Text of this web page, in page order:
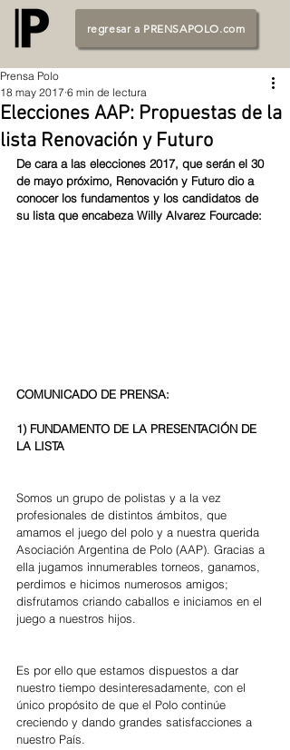
regresar a PRENSAPOLO.com
Elecciones AAP: Propuestas de la
lista Renovación y Futuro
Prensa Polo
18 may 2017 6 min de lectura
De cara a las elecciones 2017, que serán el 30
de mayo próximo, Renovación y Futuro dio a
conocer los fundamentos y los candidatos de
su lista que encabeza Willy Alvarez Fourcade:
COMUNICADO DE PRENSA:
1) FUNDAMENTO DE LA PRESENTACIÓN DE
LA LISTA
Somos un grupo de polistas y a la vez
profesionales de distintos ámbitos, que
amamos el juego del polo y a nuestra querida
Asociación Argentina de Polo (AAP). Gracias a
ella jugamos innumerables torneos, ganamos,
perdimos e hicimos numerosos amigos;
disfrutamos criando caballos e iniciamos en el
juego a nuestros hijos.
Es por ello que estamos dispuestos a dar
nuestro tiempo desinteresadamente, con el
único propósito de que el Polo continúe
creciendo y dando grandes satisfacciones a
nuestro País.